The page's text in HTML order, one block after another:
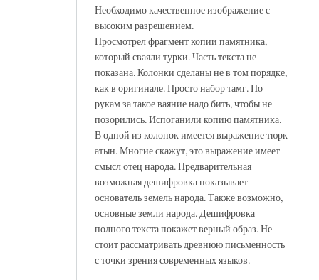
Необходимо качественное изображение с
высоким разрешением.
Просмотрел фрагмент копии памятника,
который сваяли турки. Часть текста не
показана. Колонки сделаны не в том порядке,
как в оригинале. Просто набор тамг. По
рукам за такое ваяние надо бить, чтобы не
позорились. Испоганили копию памятника.
В одной из колонок имеется выражение тюрк
атын. Многие скажут, это выражение имеет
смысл отец народа. Предварительная
возможная дешифровка показывает –
основатель земель народа. Также возможно,
основные земли народа. Дешифровка
полного текста покажет верный образ. Не
стоит рассматривать древнюю письменность
с точки зрения современных языков.